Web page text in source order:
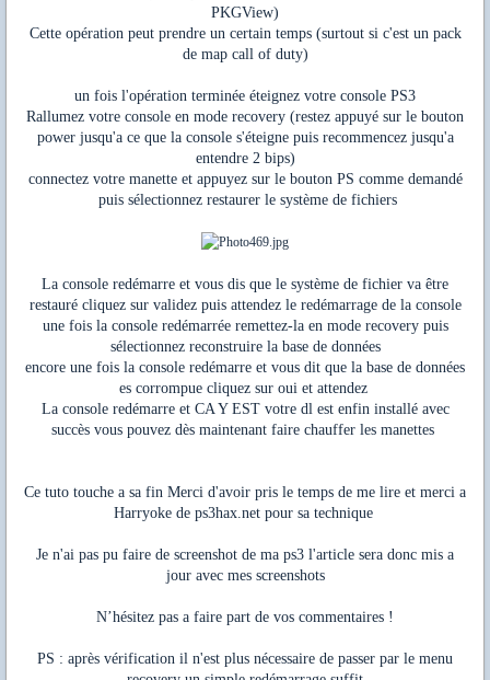
PKGView)
Cette opération peut prendre un certain temps (surtout si c'est un pack
de map call of duty)
un fois l'opération terminée éteignez votre console PS3
Rallumez votre console en mode recovery (restez appuyé sur le bouton
power jusqu'a ce que la console s'éteigne puis recommencez jusqu'a
entendre 2 bips)
connectez votre manette et appuyez sur le bouton PS comme demandé
puis sélectionnez restaurer le système de fichiers
La console redémarre et vous dis que le système de fichier va être
restauré cliquez sur validez puis attendez le redémarrage de la console
une fois la console redémarrée remettez-la en mode recovery puis
sélectionnez reconstruire la base de données
encore une fois la console redémarre et vous dit que la base de données
es corrompue cliquez sur oui et attendez
La console redémarre et CA Y EST votre dl est enfin installé avec
succès vous pouvez dès maintenant faire chauffer les manettes
Ce tuto touche a sa fin Merci d'avoir pris le temps de me lire et merci a
Harryoke de ps3hax.net pour sa technique
Je n'ai pas pu faire de screenshot de ma ps3 l'article sera donc mis a
jour avec mes screenshots
N’hésitez pas a faire part de vos commentaires !
PS : après vérification il n'est plus nécessaire de passer par le menu